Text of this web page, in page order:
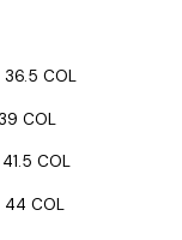
36.5 COL
COL
41.5 COL
44 COL